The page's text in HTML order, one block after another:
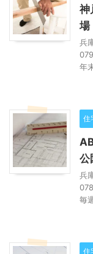
神
場
兵
年
住
公
兵
毎
住